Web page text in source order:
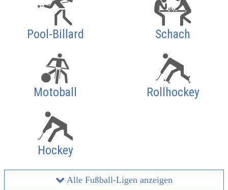
Pool-Billard Schach
Motoball Rollhockey
Hockey
Alle Fußball-Ligen anzeigen